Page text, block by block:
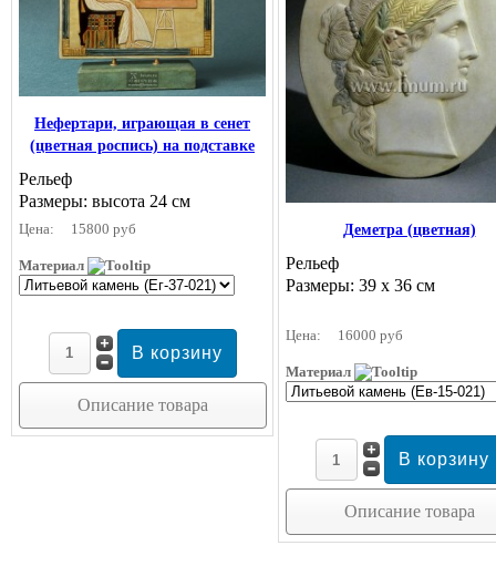
Нефертари, играющая в сенет
(цветная роспись) на подставке
Рельеф
Размеры: высота 24 см
Цена: 15800 руб
Материал
Описание товара
Деметра (цветная)
Рельеф
Размеры: 39 х 36 см
Цена: 16000 руб
Материал
Описание товара